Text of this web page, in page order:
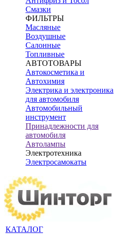
Смазки
ФИЛЬТРЫ
Масляные
Воздушные
Салонные
Топливные
АВТОТОВАРЫ
Автокосметика и
Автохимия
Электрика и электроника
для автомобиля
Автомобильный
инструмент
Принадлежности для
автомобиля
Автолампы
Электротехника
Электросамокаты
КАТАЛОГ